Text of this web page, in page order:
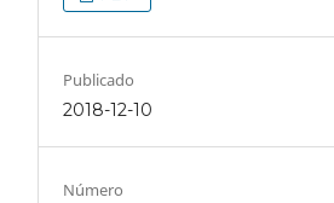
Publicado
2018-12-10
Número